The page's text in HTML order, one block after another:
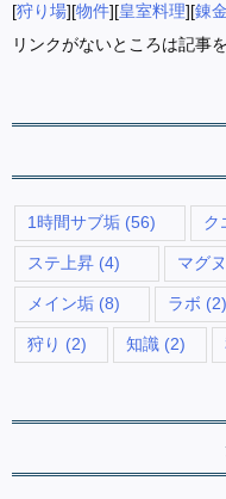
[狩り場][物件][皇室料理][錬
リンクがないところは記事
1時間サブ垢 (56) ク
ステ上昇 (4) マグ
メイン垢 (8) ラボ (2)
狩り (2) 知識(2)